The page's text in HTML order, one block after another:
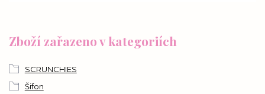
Zboží zařazeno v kategoriích
SCRUNCHIES
Šifon